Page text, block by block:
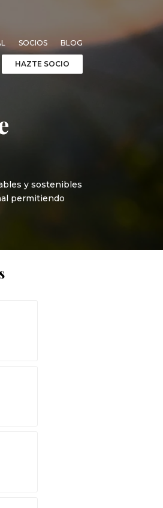
SOCIOS BLOG
HAZTE SOCIO
y sostenibles
permitiendo